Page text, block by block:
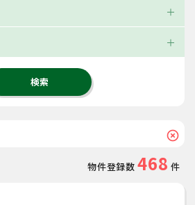
highlight_off
物件登録数468 件